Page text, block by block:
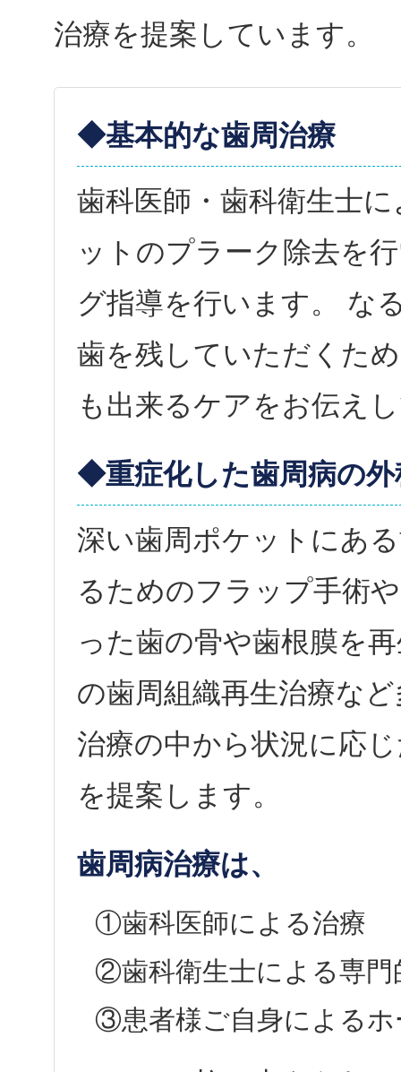
治療を提案しています。
◆基本的な歯周治療
歯科医師・歯科衛生士
ットのプラーク除去を
グ指導を行います。 な
歯を残していただくた
も出来るケアをお伝え
◆重症化した歯周病の外
深い歯周ポケットにあ
るためのフラップ手術
った歯の骨や歯根膜を
の歯周組織再生治療な
治療の中から状況に応
を提案します。
歯周病治療は、
①歯科医師による治療
②歯科衛生士による専門
③患者様ご自身によるホ